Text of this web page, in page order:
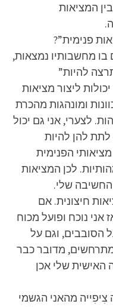
המציאות
פנימית”?
מחשבותיו נמצאות,
להיות”
ליצור מציאות
ומונהגות מהכרת
לצערי, אני גם יכול
לתת להן להיות
הפנימית
לכן המציאות
החשיבה שלי.
חיצונית. אם
נוכח ופועל מכוח
הסובבים, וגם על
מדובר כבר
האישית שלי אכן
מהאני הגשמי